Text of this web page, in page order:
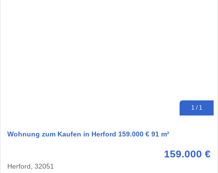
1 / 1
Wohnung zum Kaufen in Herford 159.000 € 91 m²
159.000 €
Herford, 32051